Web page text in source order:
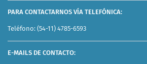
PARA CONTACTARNOS VÍA TELEFÓNICA:
Teléfono:(54-11) 4785-6593
E-MAILS DE CONTACTO: